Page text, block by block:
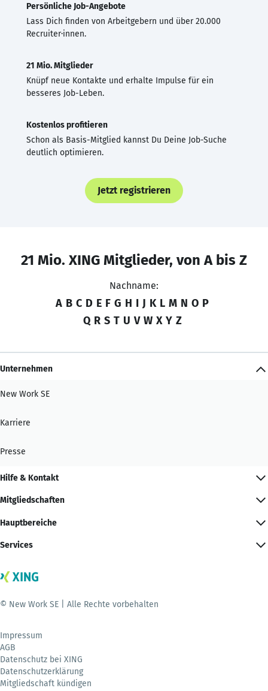
Persönliche Job-Angebote
Lass Dich finden von Arbeitgebern und über 20.000
Recruiter·innen.
21 Mio. Mitglieder
Knüpf neue Kontakte und erhalte Impulse für ein
besseres Job-Leben.
Kostenlos profitieren
Schon als Basis-Mitglied kannst Du Deine Job-Suche
deutlich optimieren.
Jetzt registrieren
21 Mio. XING Mitglieder, von A bis Z
Nachname:
A B C D E F G H I J K L M N O P
Q R S T U V W X Y Z
Unternehmen
New Work SE
Karriere
Presse
Hilfe & Kontakt
Mitgliedschaften
Hauptbereiche
Services
© New Work SE | Alle Rechte vorbehalten
Impressum
AGB
Datenschutz bei XING
Datenschutzerklärung
Mitgliedschaft kündigen